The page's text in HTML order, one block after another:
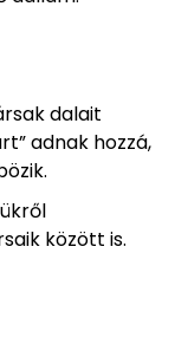
dalait
adnak hozzá,
között is.